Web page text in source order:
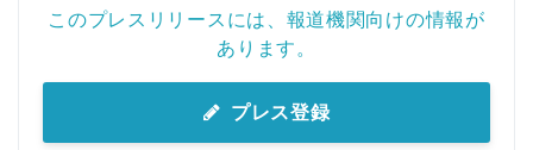
このプレスリリースには、報道機関向けの情報が
あります。
プレス登録